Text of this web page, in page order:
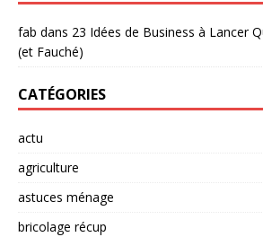
fab dans 23 Idées de Business à Lancer
(et Fauché)
CATÉGORIES
actu
agriculture
astuces ménage
bricolage récup